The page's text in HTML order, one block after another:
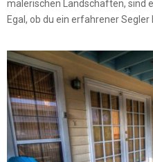
malerischen Landschaften, sind
Egal, ob du ein erfahrener